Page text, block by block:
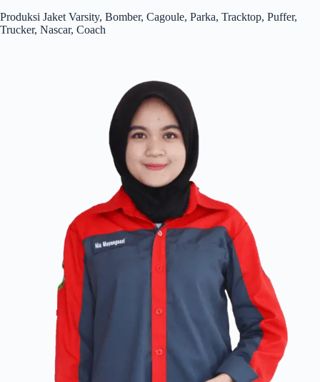
Produksi Jaket Varsity, Bomber, Cagoule, Parka, Tracktop, Puffer,
Trucker, Nascar, Coach